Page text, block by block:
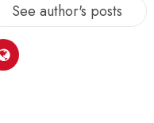
See author's posts